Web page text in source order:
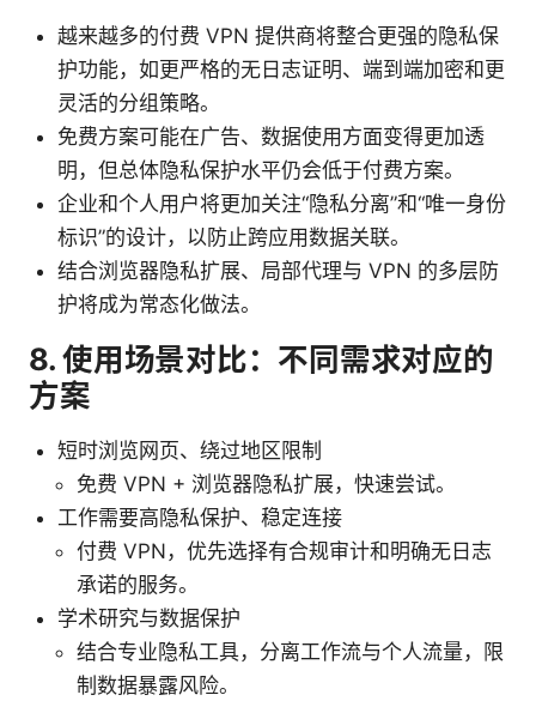
越来越多的付费 VPN 提供商将整合更强的隐私保
护功能，如更严格的无日志证明、端到端加密和更
灵活的分组策略。
免费方案可能在广告、数据使用方面变得更加透
明，但总体隐私保护水平仍会低于付费方案。
企业和个人用户将更加关注“隐私分离”和“唯一身份
标识”的设计，以防止跨应用数据关联。
结合浏览器隐私扩展、局部代理与 VPN 的多层防
护将成为常态化做法。
8. 使用场景对比：不同需求对应的
方案
短时浏览网页、绕过地区限制
免费 VPN + 浏览器隐私扩展，快速尝试。
工作需要高隐私保护、稳定连接
付费 VPN，优先选择有合规审计和明确无日志
承诺的服务。
学术研究与数据保护
结合专业隐私工具，分离工作流与个人流量，限
制数据暴露风险。